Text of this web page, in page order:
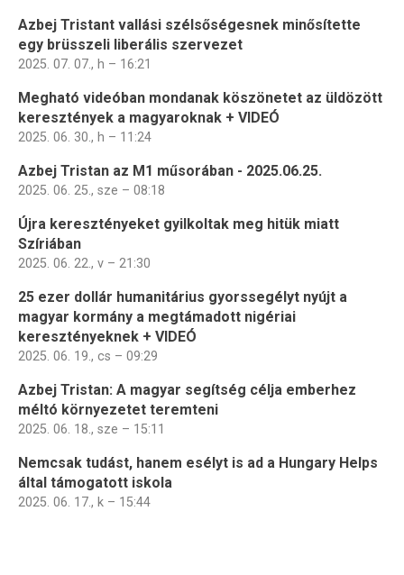
Azbej Tristant vallási szélsőségesnek minősítette
egy brüsszeli liberális szervezet
2025. 07. 07., h – 16:21
Megható videóban mondanak köszönetet az üldözött
keresztények a magyaroknak + VIDEÓ
2025. 06. 30., h – 11:24
Azbej Tristan az M1 műsorában - 2025.06.25.
2025. 06. 25., sze – 08:18
Újra keresztényeket gyilkoltak meg hitük miatt
Szíriában
2025. 06. 22., v – 21:30
25 ezer dollár humanitárius gyorssegélyt nyújt a
magyar kormány a megtámadott nigériai
keresztényeknek + VIDEÓ
2025. 06. 19., cs – 09:29
Azbej Tristan: A magyar segítség célja emberhez
méltó környezetet teremteni
2025. 06. 18., sze – 15:11
Nemcsak tudást, hanem esélyt is ad a Hungary Helps
által támogatott iskola
2025. 06. 17., k – 15:44